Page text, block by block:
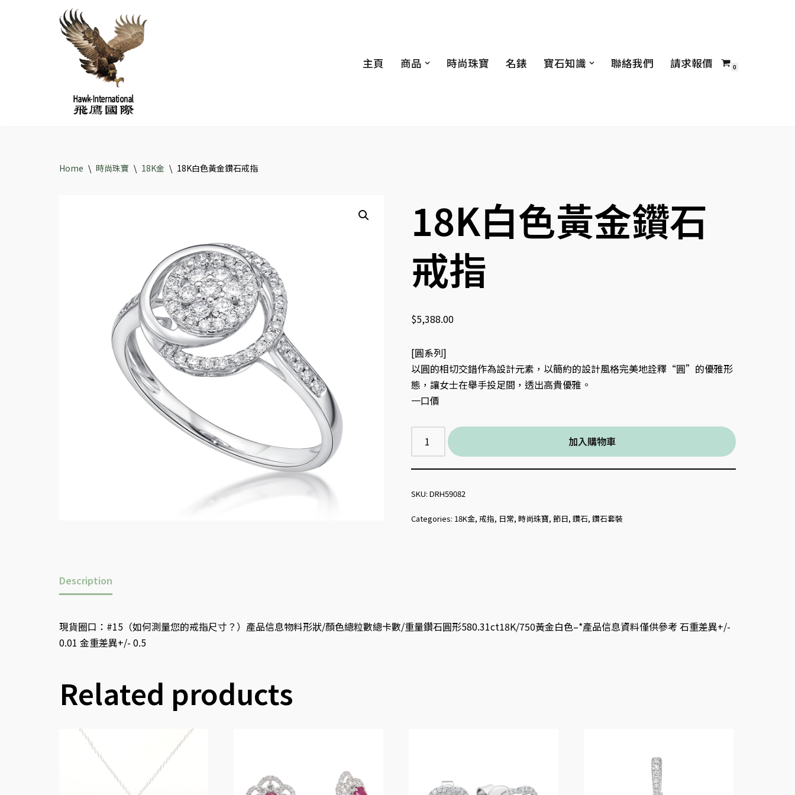
主頁 商品 時尚珠寶 名錶 寶石知識 聯絡我們 請求報價 0
Home \ 時尚珠寶 \ 18K金 \ 18K白色黃金鑽石戒指
18K白色黃金鑽石
戒指
$5,388.00
[圓系列]
以圓的相切交錯作為設計元素，以簡約的設計風格完美地詮釋“圓”的優雅形
態，讓女士在舉手投足間，透出高貴優雅。
一口價
加入購物車
SKU: DRH59082
Categories: 18K金, 戒指, 日常, 時尚珠寶, 節日, 鑽石, 鑽石套裝
Description
現貨圈口：#15（如何測量您的戒指尺寸？）產品信息物料形狀/顏色總粒數總卡數/重量鑽石圓形580.31ct18K/750黃金白色–*產品信息資料僅供參考 石重差異+/-
0.01 金重差異+/- 0.5
Related products